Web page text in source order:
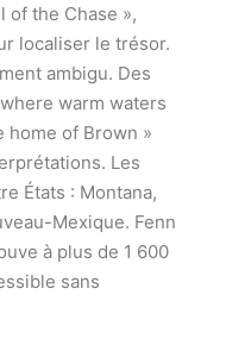
of the Chase »,
localiser le trésor.
ambigu. Des
warm waters
home of Brown »
Les
États : Montana,
Mexique. Fenn
à plus de 1 600
sans